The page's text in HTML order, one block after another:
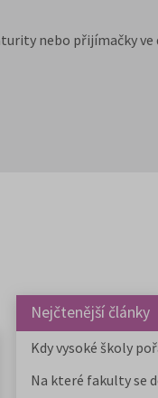
nebo přijímačky
Nejčtenější články
Kdy vysoké školy
Na které fakulty se